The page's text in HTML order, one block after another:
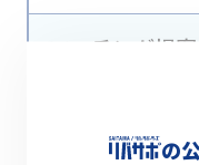
マッチング提案
の